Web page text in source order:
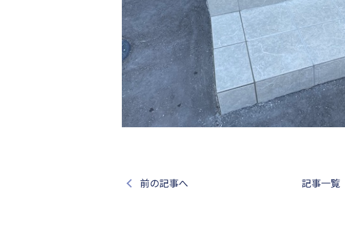
前の記事へ 記事一覧